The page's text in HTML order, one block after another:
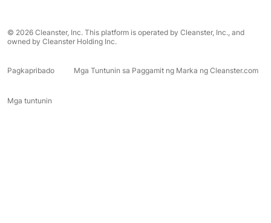
© 2026 Cleanster, Inc. This platform is operated by Cleanster, Inc., and
owned by Cleanster Holding Inc.
Pagkapribado Mga Tuntunin sa Paggamit ng Marka ng Cleanster.com
Mga tuntunin